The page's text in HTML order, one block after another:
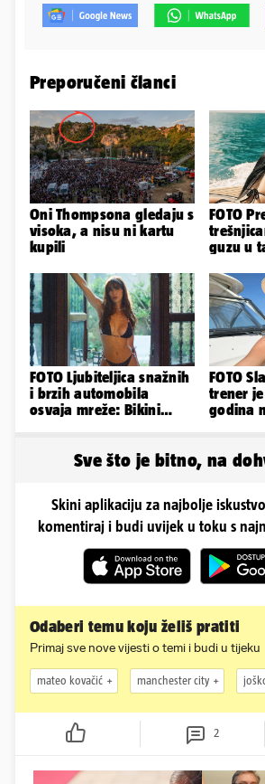
Preporučeni članci
Oni Thompsona gledaju s
visoka, a nisu ni kartu
kupili
FOTO
guzu u
FOTO Ljubiteljica snažnih
i brzih automobila
osvaja mreže: Bikini
FOTO
trener
godina
Sve što je bitno, na
Skini aplikaciju za najbolje
komentiraj i budi uvijek u toku s
Odaberi temu koju želiš pratiti
Primaj sve nove vijesti o temi i budi u tijeku
mateo kovačić manchester city
2